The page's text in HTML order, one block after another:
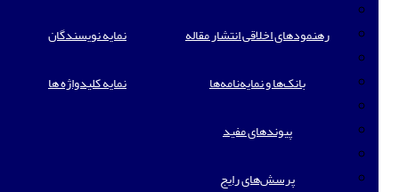
نمایه نویسندگان
نمایه کلیدواژه ها
رهنمودهای اخلاقی انتشار مقاله
بانک‌ها و نمایه‌‌نامه‌ها
پیوندهای مفید
پرسش‌های رایج